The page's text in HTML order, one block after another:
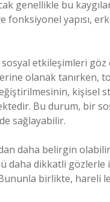
genellikle bu
yapısı,
sosyal etkileşimleri
olanak tanırken,
kişisel
Bu durum, bir
sağlayabilir.
daha belirgin
daha dikkatli gözlerle
birlikte, hareli